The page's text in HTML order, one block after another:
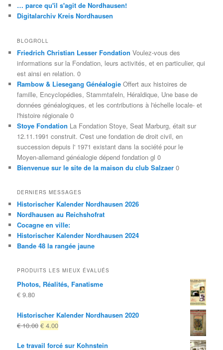
… parce qu'il s'agit de Nordhausen!
Digitalarchiv Kreis Nordhausen
BLOGROLL
Friedrich Christian Lesser Fondation Voulez-vous des
informations sur la Fondation, leurs activités, et en particulier, qui
est ainsi en relation. 0
Rambow & Liesegang Généalogie Offert aux histoires de
famille, Encyclopédies, Stammtafeln, Héraldique, Une base de
données généalogiques, et les contributions à l'échelle locale- et
l'histoire régionale 0
Stoye Fondation La Fondation Stoye, Seat Marburg, était sur
12.11.1991 construit. C'est une fondation de droit civil, en
succession depuis l' 1971 existant dans la société pour le
Moyen-allemand généalogie dépend fondation gl 0
Bienvenue sur le site de la maison du club Salzaer 0
DERNIERS MESSAGES
Historischer Kalender Nordhausen 2026
Nordhausen au Reichshofrat
Cocagne en ville:
Historischer Kalender Nordhausen 2024
Bande 48 la rangée jaune
PRODUITS LES MIEUX ÉVALUÉS
Photos, Réalités, Fanatisme
€ 9.80
Historischer Kalender Nordhausen 2020
€10.00 Le
d'origine
€ 4.00Le
actuel
Le travail forcé sur Kohnstein